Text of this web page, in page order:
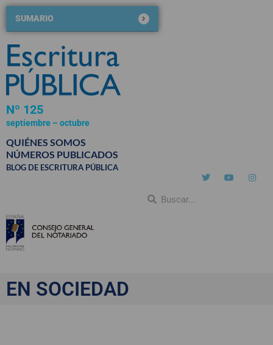
SUMARIO
Nº 125
septiembre – octubre
QUIÉNES SOMOS
NÚMEROS PUBLICADOS
BLOG DE ESCRITURA PÚBLICA
EN SOCIEDAD